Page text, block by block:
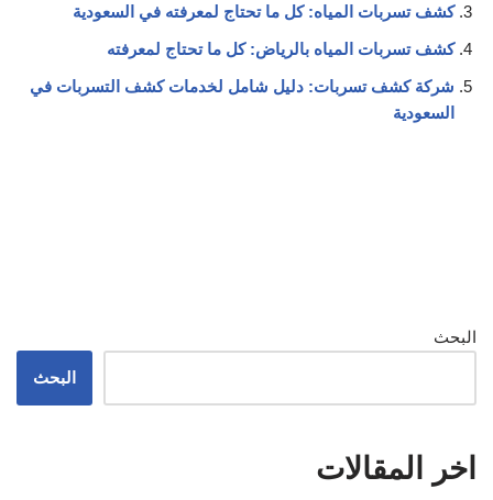
كشف تسربات المياه: كل ما تحتاج لمعرفته في السعودية
كشف تسربات المياه بالرياض: كل ما تحتاج لمعرفته
شركة كشف تسربات: دليل شامل لخدمات كشف التسربات في
السعودية
البحث
البحث
اخر المقالات